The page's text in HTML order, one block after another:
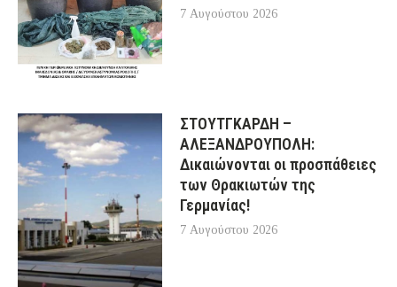
7 Αυγούστου 2026
ΣΤΟΥΤΓΚΑΡΔΗ –
ΑΛΕΞΑΝΔΡΟΥΠΟΛΗ:
Δικαιώνονται οι προσπάθειες
των Θρακιωτών της
Γερμανίας!
7 Αυγούστου 2026